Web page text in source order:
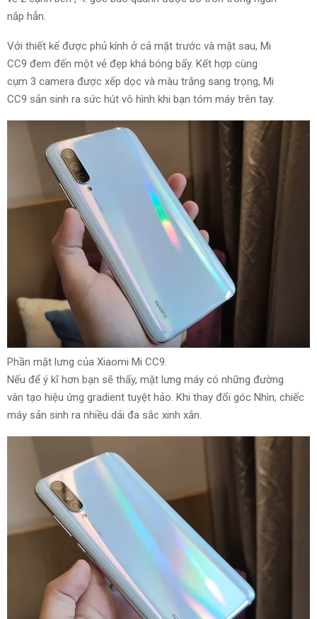
nắp hẳn.
Với thiết kế được phủ kính ở cả mặt trước và mặt sau, Mi
CC9 đem đến một vẻ đẹp khá bóng bẩy. Kết hợp cùng
cụm 3 camera được xếp dọc và màu trắng sang trọng, Mi
CC9 sản sinh ra sức hút vô hình khi bạn tóm máy trên tay.
Phần mặt lưng của Xiaomi Mi CC9.
Nếu để ý kĩ hơn bạn sẽ thấy, mặt lưng máy có những đường
vân tạo hiệu ứng gradient tuyệt hảo . Khi thay đổi góc Nhìn, chiếc
máy sản sinh ra nhiều dải đa sắc xinh xắn